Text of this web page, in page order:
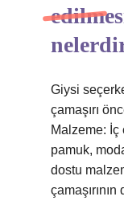
Giysi
çamaşırı
Malzeme: İç
pamuk,
dostu